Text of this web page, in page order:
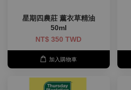
星期四農莊 薰衣草精油
50ml
NT$ 350 TWD
加入購物車